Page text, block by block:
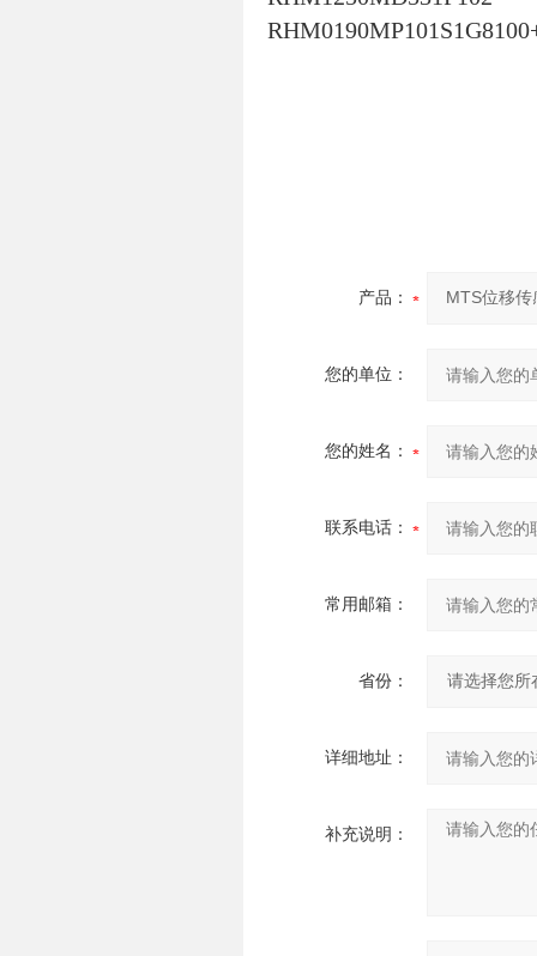
产品：
您的单位：
您的姓名：
联系电话：
常用邮箱：
省份：
详细地址：
补充说明：